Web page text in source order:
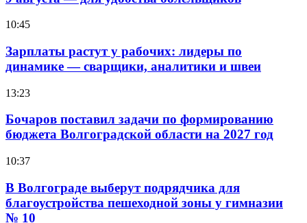
10:45
Зарплаты растут у рабочих: лидеры по
динамике — сварщики, аналитики и швеи
13:23
Бочаров поставил задачи по формированию
бюджета Волгоградской области на 2027 год
10:37
В Волгограде выберут подрядчика для
благоустройства пешеходной зоны у гимназии
№ 10